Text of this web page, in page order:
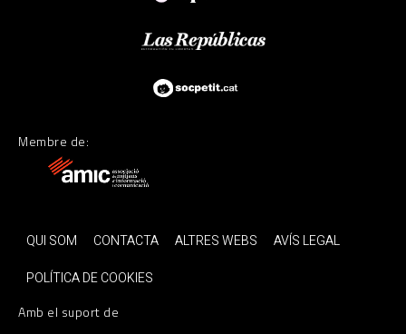
Membre de:
QUI SOM CONTACTA ALTRES WEBS
AVÍS LEGAL
POLÍTICA DE COOKIES
Amb el suport de